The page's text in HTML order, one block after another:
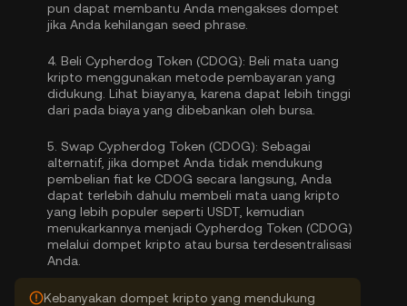
pun dapat membantu Anda mengakses dompet
jika Anda kehilangan seed phrase.
4. Beli Cypherdog Token (CDOG): Beli mata uang
kripto menggunakan metode pembayaran yang
didukung. Lihat biayanya, karena dapat lebih tinggi
dari pada biaya yang dibebankan oleh bursa.
5. Swap Cypherdog Token (CDOG): Sebagai
alternatif, jika dompet Anda tidak mendukung
pembelian fiat ke CDOG secara langsung, Anda
dapat terlebih dahulu membeli mata uang kripto
yang lebih populer seperti USDT, kemudian
menukarkannya menjadi Cypherdog Token (CDOG)
melalui dompet kripto atau bursa terdesentralisasi
Anda.
Kebanyakan dompet kripto yang mendukung